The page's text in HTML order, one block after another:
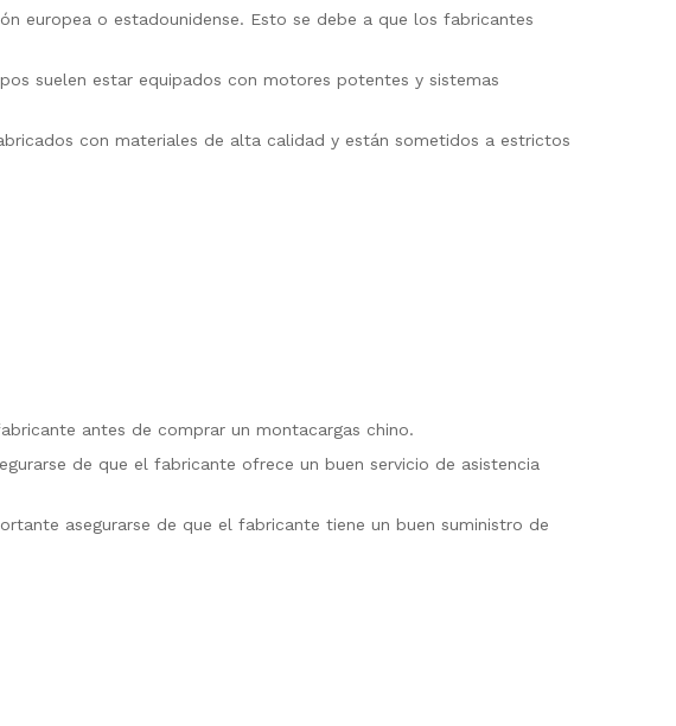
europea o estadounidense. Esto se debe a que los fabricantes
suelen estar equipados con motores potentes y sistemas
con materiales de alta calidad y están sometidos a estrictos
antes de comprar un montacargas chino.
de que el fabricante ofrece un buen servicio de asistencia
asegurarse de que el fabricante tiene un buen suministro de